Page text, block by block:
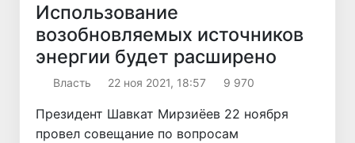
Использование
возобновляемых источников
энергии будет расширено
Власть 22 ноя 2021, 18:57 9 970
Президент Шавкат Мирзиёев 22 ноября
провел совещание по вопросам